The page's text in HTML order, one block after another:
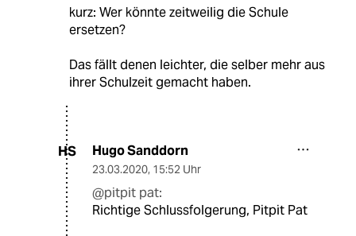
kurz: Wer könnte zeitweilig die Schule
ersetzen?
Das fällt denen leichter, die selber mehr aus
ihrer Schulzeit gemacht haben.
HS Hugo Sanddorn
23.03.2020, 15:52 Uhr
@pitpit pat:
Richtige Schlussfolgerung, Pitpit Pat